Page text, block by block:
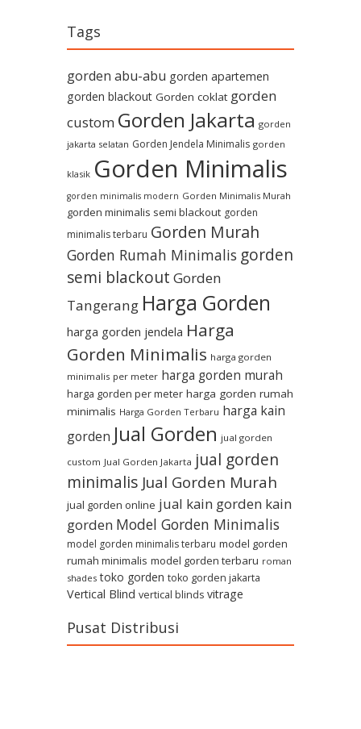
Tags
gorden abu-abu gorden apartemen
gorden blackout Gorden coklat gorden
custom Gorden Jakarta gorden
jakarta selatan Gorden Jendela Minimalis gorden
klasik Gorden Minimalis
gorden minimalis modern Gorden Minimalis Murah
gorden minimalis semi blackout gorden
minimalis terbaru Gorden Murah
Gorden Rumah Minimalis gorden
semi blackout Gorden
Tangerang Harga Gorden
harga gorden jendela Harga
Gorden Minimalis harga gorden
minimalis per meter harga gorden murah
harga gorden per meter harga gorden rumah
minimalis Harga Gorden Terbaru harga kain
gorden Jual Gorden jual gorden
custom Jual Gorden Jakarta jual gorden
minimalis Jual Gorden Murah
jual gorden online jual kain gorden kain
gorden Model Gorden Minimalis
model gorden minimalis terbaru model gorden
rumah minimalis model gorden terbaru roman
shades toko gorden toko gorden jakarta
Vertical Blind vertical blinds vitrage
Pusat Distribusi